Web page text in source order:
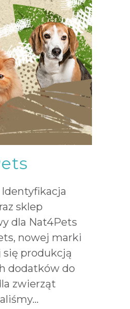
sklep
dla Nat4Pets
nowej marki
produkcją
dodatków do
zwierząt